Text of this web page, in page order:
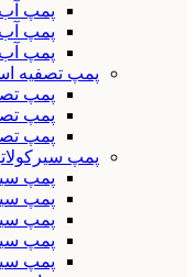
پمپ
پمپ
پمپ
پمپ تصفیه
پمپ
پمپ
پمپ
پمپ
پمپ
پمپ
پمپ
پمپ
پمپ